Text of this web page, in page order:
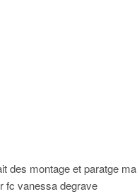
des montage et paratge ma
fc vanessa degrave